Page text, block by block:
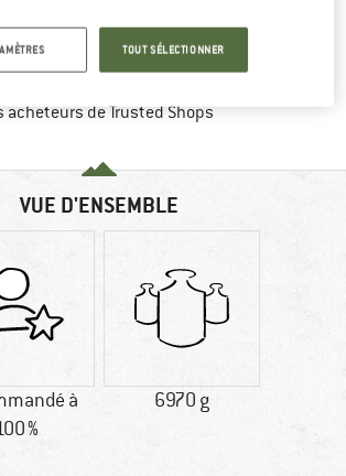
de 100 jours Trouve les informations de
satisfaits
acheteurs de Trusted Shops
VUE D'ENSEMBLE
à
%
6970 g
TOUT SÉLECTIONNER